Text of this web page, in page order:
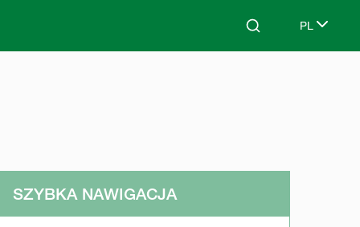
Search PL
Select
SZYBKA NAWIGACJA